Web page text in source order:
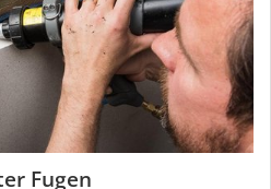
Fugen